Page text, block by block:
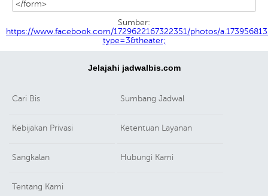
</form>
Sumber:
https://www.facebook.com/1729622167322351/photos/
type=3&theater;
Jelajahi jadwalbis.com
Cari Bis Sumbang Jadwal
Kebijakan Privasi Ketentuan Layanan
Sangkalan Hubungi Kami
Tentang Kami